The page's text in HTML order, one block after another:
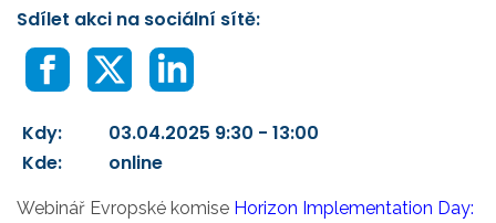
Sdílet akci na sociální sítě:
Kdy:
03.04.2025 9:30 - 13:00
Kde:
online
Webinář Evropské komise Horizon Implementation Day: